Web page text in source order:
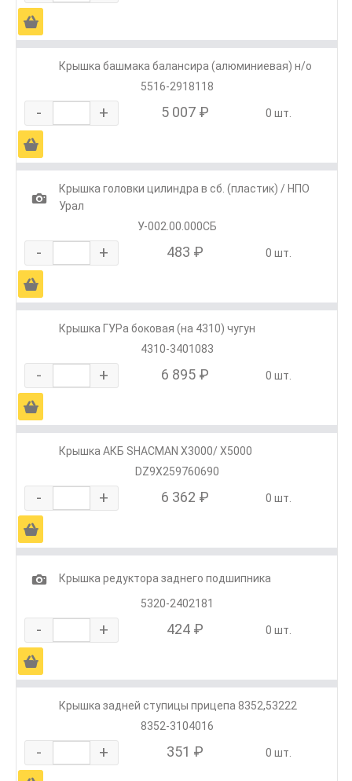
Ä
Крышка башмака балансира (алюминиевая) н/о
5516-2918118
- + 5 007 ₽ 0 шт.
Ä
1
Крышка головки цилиндра в сб. (пластик) / НПО
Урал
У-002.00.000СБ
- + 483 ₽ 0 шт.
Ä
Крышка ГУРа боковая (на 4310) чугун
4310-3401083
- + 6 895 ₽ 0 шт.
Ä
Крышка АКБ SHACMAN X3000/ X5000
DZ9X259760690
- + 6 362 ₽ 0 шт.
Ä
1
Крышка редуктора заднего подшипника
5320-2402181
- + 424 ₽ 0 шт.
Ä
Крышка задней ступицы прицепа 8352,53222
8352-3104016
- + 351 ₽ 0 шт.